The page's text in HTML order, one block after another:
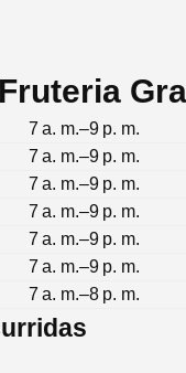
7 a. m.–9 p. m.
7 a. m.–9 p. m.
7 a. m.–9 p. m.
7 a. m.–9 p. m.
7 a. m.–9 p. m.
7 a. m.–9 p. m.
7 a. m.–8 p. m.